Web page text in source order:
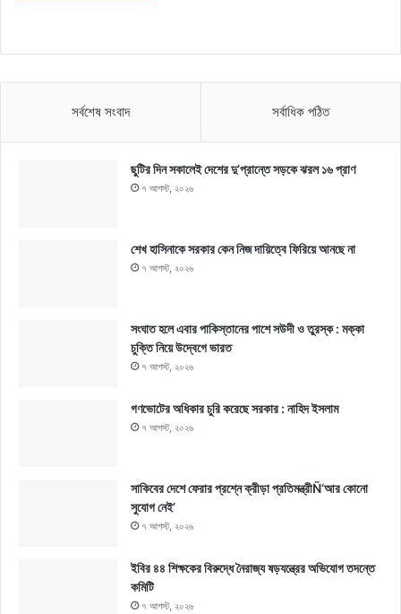
সর্বশেষ সংবাদ সর্বাধিক পঠিত
ছুটির দিন সকালেই দেশের দু’প্রান্তে সড়কে ঝরল ১৬ প্রাণ
৭ আগস্ট, ২০২৬
শেখ হাসিনাকে সরকার কেন নিজ দায়িত্বে ফিরিয়ে আনছে না
৭ আগস্ট, ২০২৬
সংঘাত হলে এবার পাকিস্তানের পাশে সউদী ও তুরস্ক : মক্কা
চুক্তি নিয়ে উদ্বেগে ভারত
৭ আগস্ট, ২০২৬
গণভোটের অধিকার চুরি করেছে সরকার : নাহিদ ইসলাম
৭ আগস্ট, ২০২৬
সাকিবের দেশে ফেরার প্রশ্নে ক্রীড়া প্রতিমন্ত্রীÑ‘আর কোনো
সুযোগ নেই’
৭ আগস্ট, ২০২৬
ইবির ৪৪ শিক্ষকের বিরুদ্ধে নৈরাজ্য ষড়যন্ত্রের অভিযোগ তদন্তে
কমিটি
৭ আগস্ট, ২০২৬